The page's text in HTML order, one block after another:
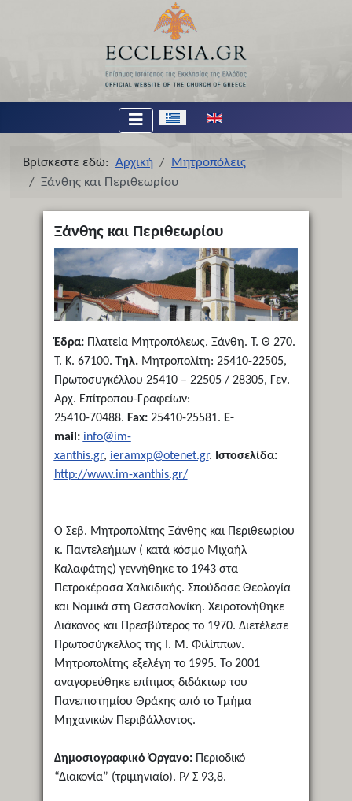
Επιλέξτε τη γλώσσα σας
Βρίσκεστε εδώ: Αρχική
Μητροπόλεις
Ξάνθης και Περιθεωρίου
Ξάνθης και Περιθεωρίου
Έδρα:Πλατεία Μητροπόλεως. Ξάνθη. Τ. Θ 270.
Τ. Κ. 67100. Τηλ.Μητροπολίτη: 25410-22505,
Πρωτοσυγκέλλου 25410 – 22505 / 28305, Γεν.
Αρχ. Επίτροπου-Γραφείων:
25410-70488. Fax:25410-25581. E-
mail: info@im-
xanthis.gr, ieramxp@otenet.gr. Ιστοσελίδα:
http://www.im-xanthis.gr/
Ο Σεβ. Μητροπολίτης Ξάνθης και Περιθεωρίου
κ. Παντελεήμων ( κατά κόσμο Μιχαήλ
Καλαφάτης) γεννήθηκε το 1943 στα
Πετροκέρασα Χαλκιδικής. Σπούδασε Θεολογία
και Νομικά στη Θεσσαλονίκη. Χειροτονήθηκε
Διάκονος και Πρεσβύτερος το 1970. Διετέλεσε
Πρωτοσύγκελλος της Ι. Μ. Φιλίππων.
Μητροπολίτης εξελέγη το 1995. Το 2001
αναγορεύθηκε επίτιμος διδάκτωρ του
Πανεπιστημίου Θράκης από το Τμήμα
Μηχανικών Περιβάλλοντος.
Δημοσιογραφικό Όργανο:Περιοδικό
“Διακονία” (τριμηνιαίο). Ρ/ Σ 93,8.